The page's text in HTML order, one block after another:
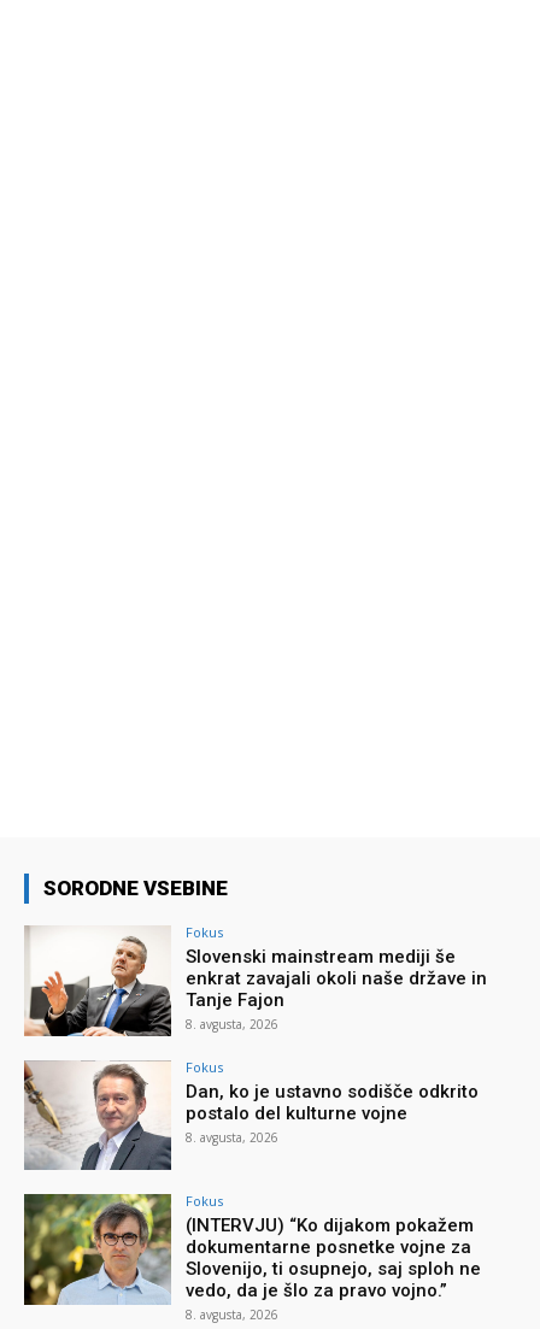
SORODNE VSEBINE
Fokus
Slovenski mainstream mediji še
enkrat zavajali okoli naše države in
Tanje Fajon
8. avgusta, 2026
Fokus
Dan, ko je ustavno sodišče odkrito
postalo del kulturne vojne
8. avgusta, 2026
Fokus
(INTERVJU) “Ko dijakom pokažem
dokumentarne posnetke vojne za
Slovenijo, ti osupnejo, saj sploh ne
vedo, da je šlo za pravo vojno.”
8. avgusta, 2026